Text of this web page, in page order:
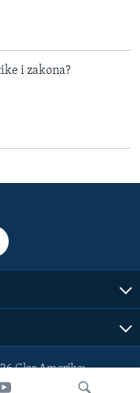
i zakona?
Glas Amerike: